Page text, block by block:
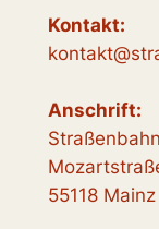
Kontakt:
Anschrift:
55118 Mainz